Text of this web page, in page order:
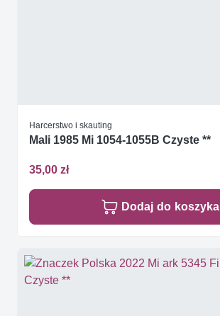
Harcerstwo i skauting
Mali 1985 Mi 1054-1055B Czyste **
35,00 zł
Dodaj do koszyka